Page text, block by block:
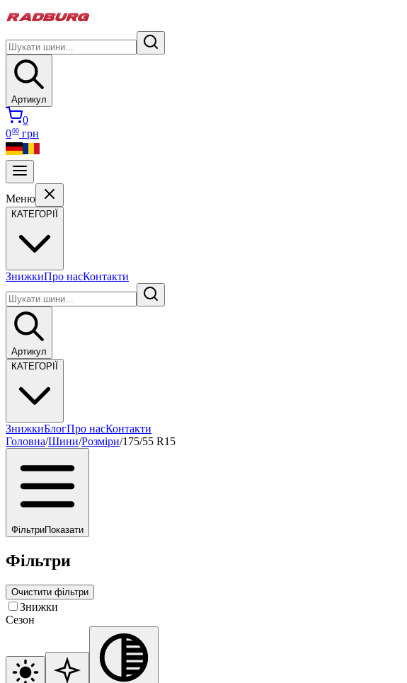
Артикул
0
000 грн
Меню
КАТЕГОРІЇ
ЗнижкиПро насКонтакти
Артикул
КАТЕГОРІЇ
ЗнижкиБлогПро насКонтакти
Головна/Шини/Розміри/175/55 R15
ФільтриПоказати
Фільтри
Очистити фільтри
Знижки
Сезон